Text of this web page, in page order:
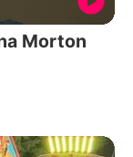
Morton